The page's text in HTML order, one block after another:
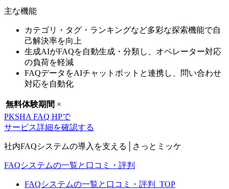
主な機能
カテゴリ・タグ・ランキングなど多彩な探索機能で自
己解決率を向上
生成AIがFAQを自動生成・分類し、オペレーター対応
の負荷を軽減
FAQデータをAIチャットボットと連携し、問い合わせ
対応を自動化
無料体験期間 ×
PKSHA FAQ HPで
サービス詳細を確認する
社内FAQシステムの導入を支える│さっとミッケ
FAQシステムの一覧と口コミ・評判
FAQシステムの一覧と口コミ・評判_TOP